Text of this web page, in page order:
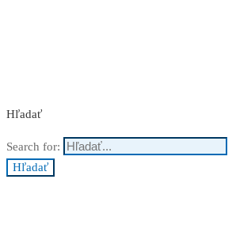
Hľadať
Search for:
Hľadať